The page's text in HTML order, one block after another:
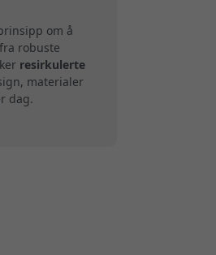
om å
robuste
resirkulerte
materialer
dag.